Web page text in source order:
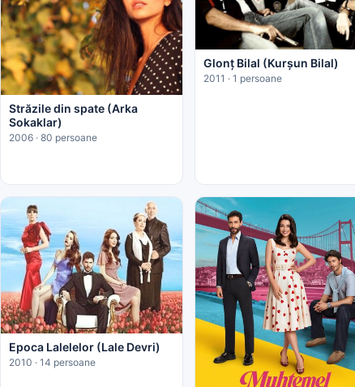
Străzile din spate (Arka
Sokaklar)
2006 · 80 persoane
Glonț Bilal (Kurşun Bilal)
2011 · 1 persoane
Epoca Lalelelor (Lale Devri)
2010 · 14 persoane